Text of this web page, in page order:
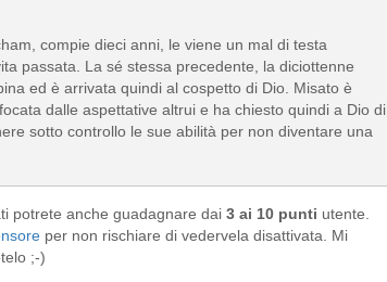
compie dieci anni, le viene un mal di testa
passata. La sé stessa precedente, la diciottenne
ed è arrivata quindi al cospetto di Dio. Misato è
dalle aspettative altrui e ha chiesto quindi a Dio di
sotto controllo le sue abilità per non diventare una
potrete anche guadagnare dai 3 ai 10 punti utente.
per non rischiare di vedervela disattivata. Mi
;-)